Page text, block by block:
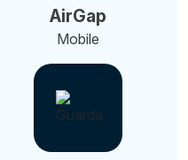
AirGap
Mobile